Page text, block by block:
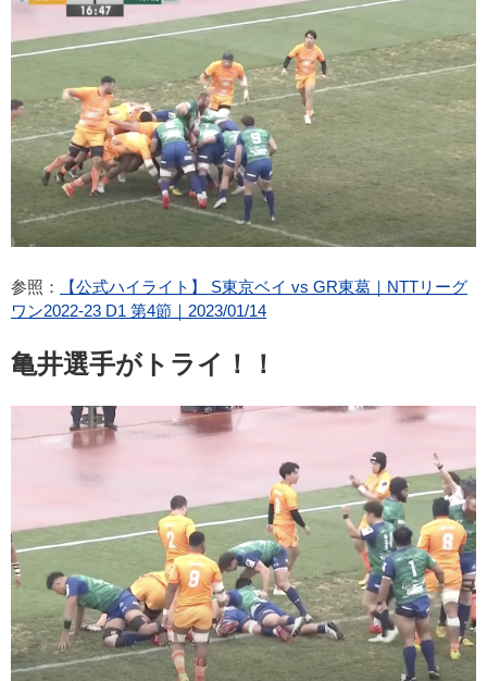
参照：
【公式ハイライト】 S東京ベイ vs GR東葛｜NTTリーグ
ワン2022-23 D1 第4節｜2023/01/14
亀井選手がトライ！！